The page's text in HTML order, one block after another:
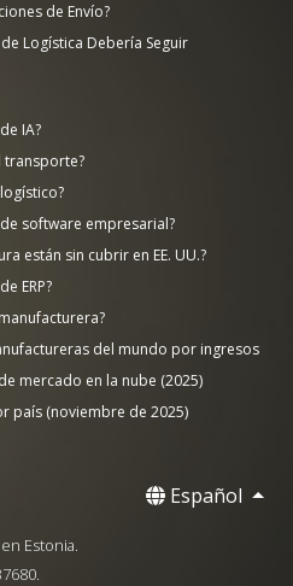
de Envío?
Logística Debería Seguir
IA?
transporte?
software empresarial?
están sin cubrir en EE. UU.?
ERP?
del mundo por ingresos
mercado en la nube (2025)
país (noviembre de 2025)
Español
Estonia.